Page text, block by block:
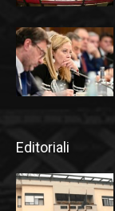
Editoriali